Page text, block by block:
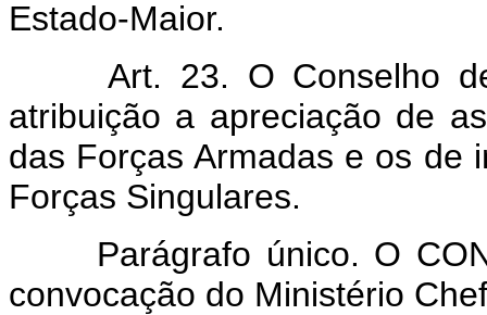
Estado-Maior.
Art. 23. O Conselho de
atribuição a apreciação de
das Forças Armadas e os de
Forças Singulares.
Parágrafo único. O
convocação do Ministério